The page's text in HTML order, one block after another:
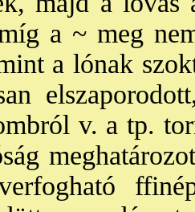
a ~ meg
a lónak
v. a tp.